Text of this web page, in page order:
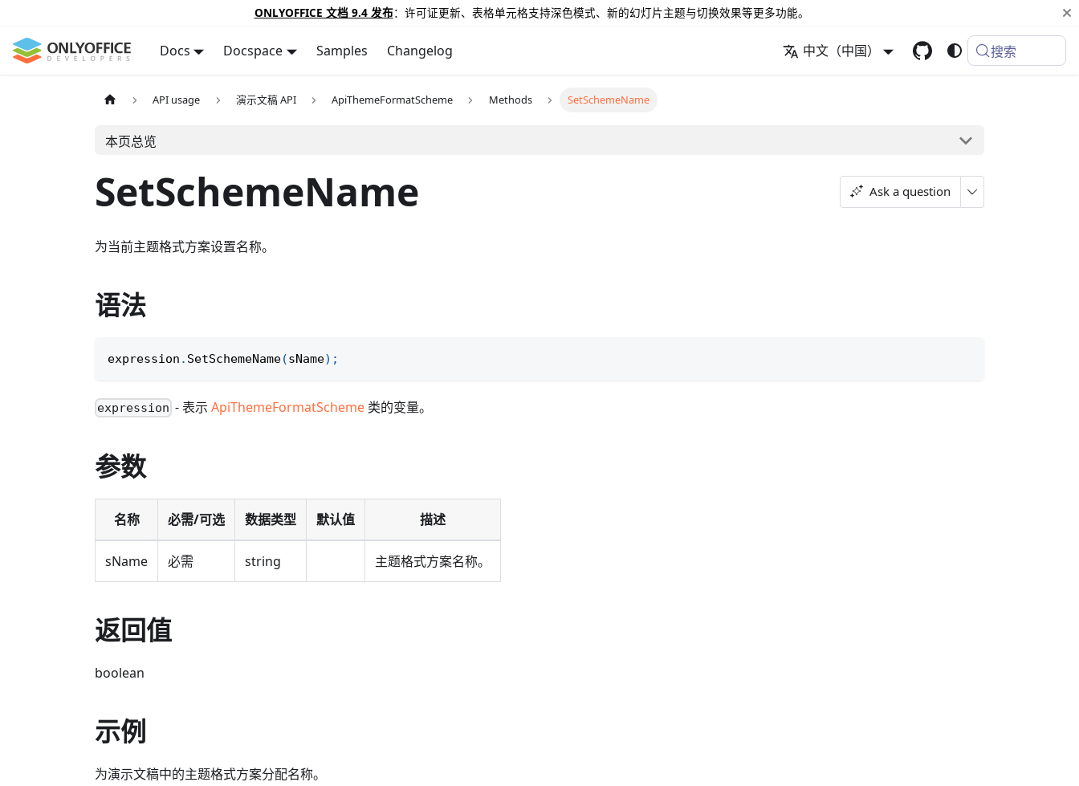
ONLYOFFICE 文档 9.4 发布：许可证更新、表格单元格支持深色模式、新的幻灯片主题与切换效果等更多功能。
Docs Docspace Samples Changelog 中文（中国） 搜索
API usage 演示文稿 API ApiThemeFormatScheme Methods SetSchemeName
本页总览
SetSchemeName Ask a question
为当前主题格式方案设置名称。
语法
expression . SetSchemeName(sName) ;
expression - 表示ApiThemeFormatScheme 类的变量。
参数
名称 必需/可选 数据类型 默认值 描述
sName 必需 string 主题格式方案名称。
返回值
boolean
示例
为演示文稿中的主题格式方案分配名称。